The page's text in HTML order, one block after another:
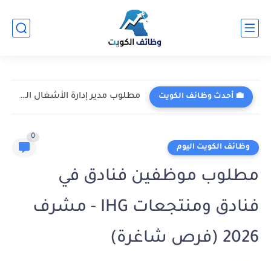
💼 أحدث وظائف الكويت مطلوب مدير إدارة الأشغال العامة في شركة فلور لخدمات الهندسة...
وظائف الكويت اليوم
0
مطلوب موظفين فنادق في
فنادق ومنتجعات IHG - مشرف
2026 (فرص شاغرة)